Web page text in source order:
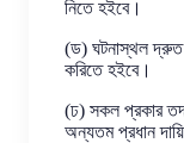
নিতে হইবে।
(ড) ঘটনাস্থল দ্রুত
করিতে হইবে।
(ঢ) সকল প্রকার
অন্যতম প্রধান